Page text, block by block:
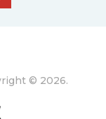
© 2026.